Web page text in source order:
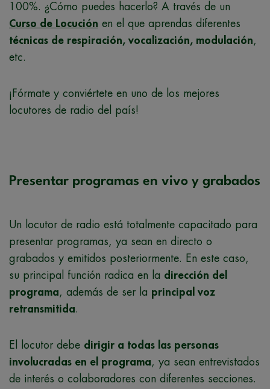
100%. ¿Cómo puedes hacerlo? A través de un
Curso de Locución en el que aprendas diferentes
técnicas de respiración, vocalización, modulación
etc.
¡Fórmate y conviértete en uno de los mejores
locutores de radio del país!
Presentar programas en vivo y grabados
Un locutor de radio está totalmente capacitado para
presentar programas, ya sean en directo o
grabados y emitidos posteriormente. En este caso,
su principal función radica en la dirección del
programa , además de ser la principal voz
retransmitida
El locutor debe dirigir a todas las personas
involucradas en el programa , ya sean entrevistados
de interés o colaboradores con diferentes secciones.